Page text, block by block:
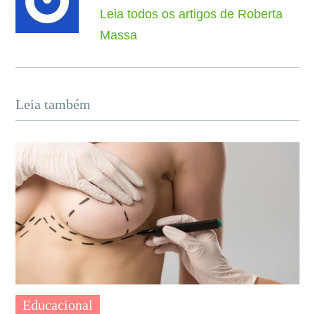
Leia todos os artigos de Roberta
Massa
Leia também
Educacional